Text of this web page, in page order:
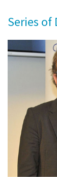
Series of